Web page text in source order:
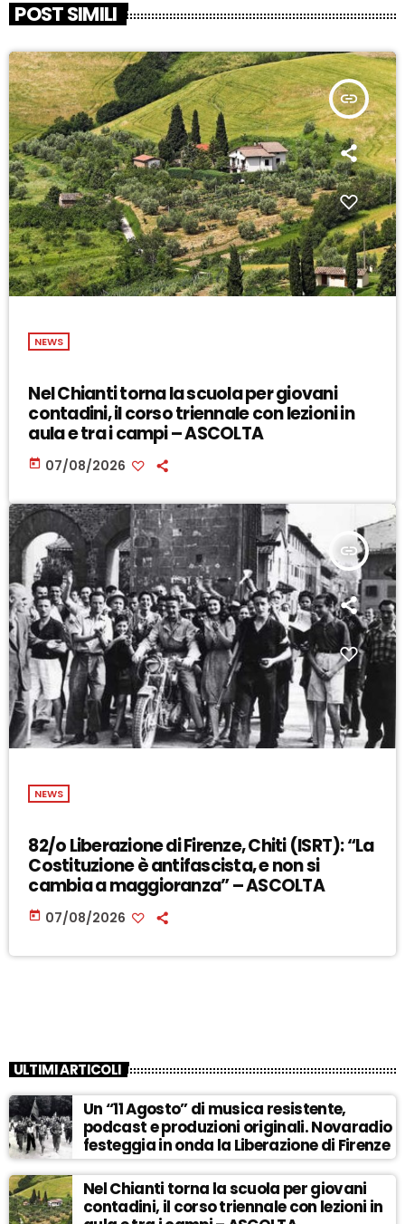
POST SIMILI
insert_link
NEWS
Nel Chianti torna la scuola per giovani
contadini, il corso triennale con lezioni in
aula e tra i campi – ASCOLTA
today 07/08/2026
insert_link
NEWS
82/o Liberazione di Firenze, Chiti (ISRT): “La
Costituzione è antifascista, e non si
cambia a maggioranza” – ASCOLTA
today 07/08/2026
ULTIMI ARTICOLI
Un “11 Agosto” di musica resistente,
podcast e produzioni originali. Novaradio
festeggia in onda la Liberazione di Firenze
Nel Chianti torna la scuola per giovani
contadini, il corso triennale con lezioni in